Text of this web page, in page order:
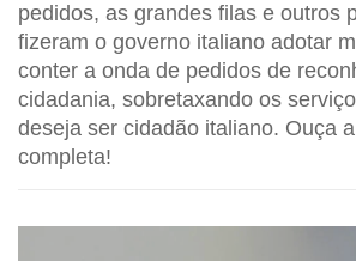
pedidos, as grandes filas e outros
fizeram o governo italiano adotar
conter a onda de pedidos de
cidadania, sobretaxando os
deseja ser cidadão italiano. Ouça
completa!